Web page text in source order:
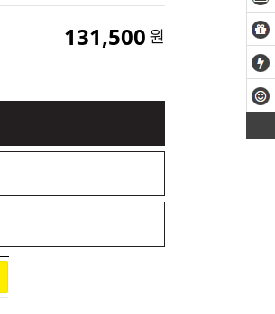
131,500 원